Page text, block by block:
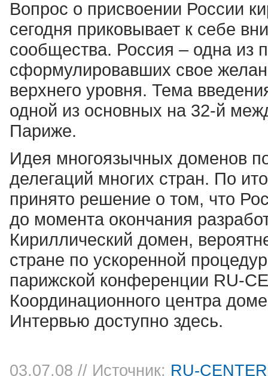
Вопрос о присвоении России
сегодня приковывает к себе
сообщества. Россия – одна из
сформулировавших свое
верхнего уровня. Тема
одной из основных на 32-й
Париже.
Идея многоязычных доменов
делегаций многих стран. По
принято решение о том, что
до момента окончания
Кириллический домен,
стране по ускоренной
парижской конференции RU-
Координационного центра
Интервью доступно здесь.
03.07.08 // Источник: RU-CENTER